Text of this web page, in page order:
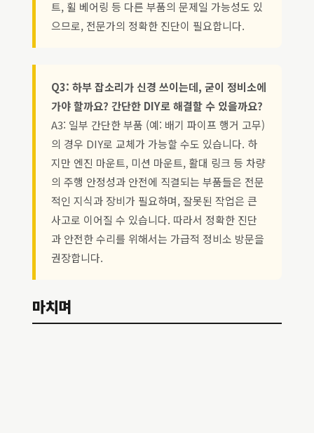
트, 휠 베어링 등 다른 부품의 문제일 가능성도 있
으므로, 전문가의 정확한 진단이 필요합니다.
Q3: 하부 잡소리가 신경 쓰이는데, 굳이 정비소에
가야 할까요? 간단한 DIY로 해결할 수 있을까요?
A3: 일부 간단한 부품 (예: 배기 파이프 행거 고무)
의 경우 DIY로 교체가 가능할 수도 있습니다. 하
지만 엔진 마운트, 미션 마운트, 활대 링크 등 차량
의 주행 안정성과 안전에 직결되는 부품들은 전문
적인 지식과 장비가 필요하며, 잘못된 작업은 큰
사고로 이어질 수 있습니다. 따라서 정확한 진단
과 안전한 수리를 위해서는 가급적 정비소 방문을
권장합니다.
마치며